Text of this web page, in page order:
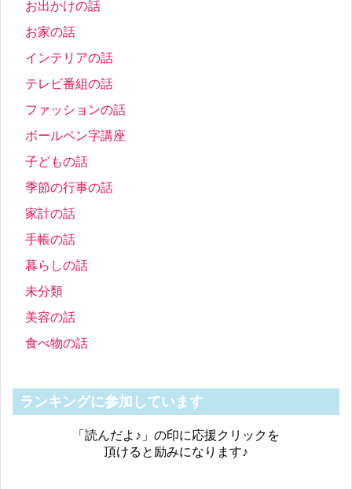
お出かけの話
お家の話
インテリアの話
テレビ番組の話
ファッションの話
ボールペン字講座
子どもの話
季節の行事の話
家計の話
手帳の話
暮らしの話
未分類
美容の話
食べ物の話
ランキングに参加しています
「読んだよ♪」の印に応援クリックを
頂けると励みになります♪